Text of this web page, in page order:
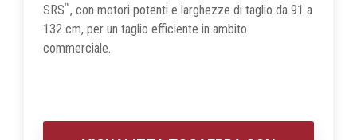
SRS™, con motori potenti e larghezze di taglio da 91 a
132 cm, per un taglio efficiente in ambito
commerciale.